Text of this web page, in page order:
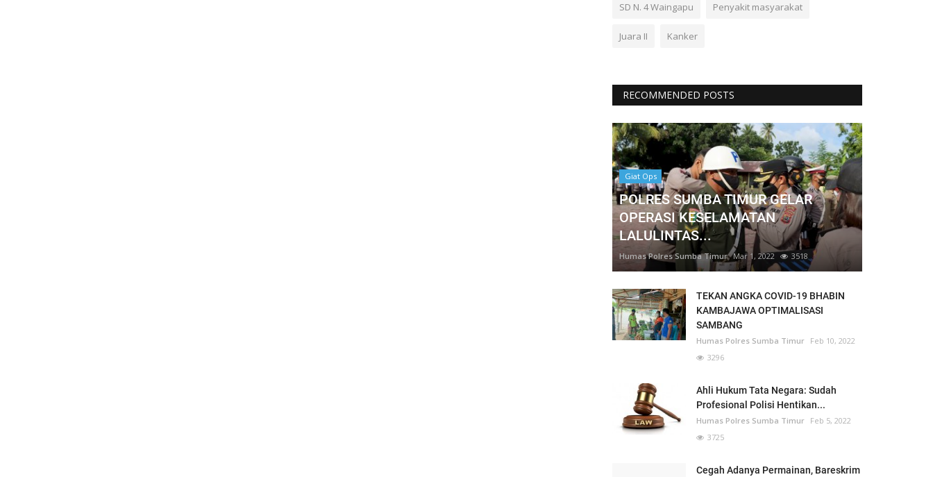
SD N. 4 Waingapu Penyakit masyarakat
Juara II Kanker
RECOMMENDED POSTS
Giat Ops
POLRES SUMBA TIMUR GELAR
OPERASI KESELAMATAN
LALULINTAS...
Humas Polres Sumba Timur Mar 1, 2022 3518
TEKAN ANGKA COVID-19 BHABIN
KAMBAJAWA OPTIMALISASI
SAMBANG
Humas Polres Sumba Timur Feb 10, 2022
3296
Ahli Hukum Tata Negara: Sudah
Profesional Polisi Hentikan...
Humas Polres Sumba Timur Feb 5, 2022
3725
Cegah Adanya Permainan, Bareskrim